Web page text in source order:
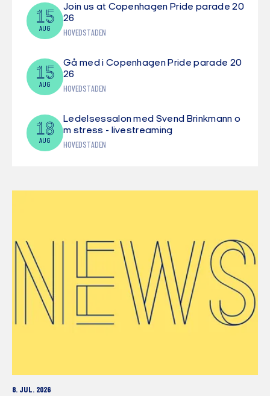
15
AUG
Join us at Copenhagen Pride parade 20
26
HOVEDSTADEN
15
AUG
Gå med i Copenhagen Pride parade 20
26
HOVEDSTADEN
18
AUG
Ledelsessalon med Svend Brinkmann o
m stress - livestreaming
HOVEDSTADEN
8. JUL. 2026